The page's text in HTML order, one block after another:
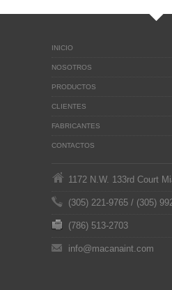
INICIO
NOSOTROS
PRODUCTOS
CLIENTES
FABRICANTES
CONTACTOS
1172 N.W. 133rd Court
(305) 221-9765 / (305)
(786) 513-2703
info@macanaint.com